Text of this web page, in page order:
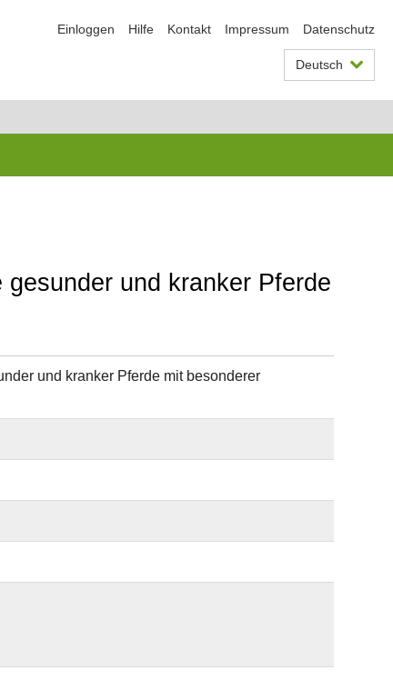
Einloggen Hilfe Kontakt Impressum Datenschutz
Deutsch
und kranker Pferde
und kranker Pferde mit besonderer